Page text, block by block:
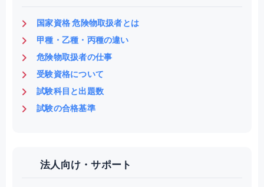
国家資格 危険物取扱者とは
甲種・乙種・丙種の違い
危険物取扱者の仕事
受験資格について
試験科目と出題数
試験の合格基準
法人向け・サポート